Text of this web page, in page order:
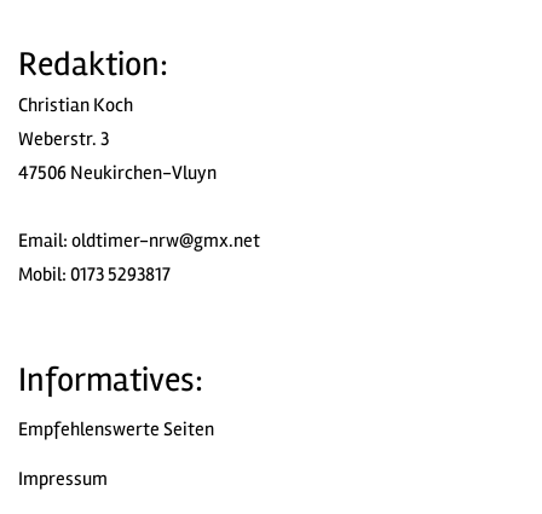
Redaktion:
Christian Koch
Weberstr. 3
47506 Neukirchen-Vluyn
Email: oldtimer-nrw@gmx.net
Mobil: 0173 5293817
Informatives:
Empfehlenswerte Seiten
Impressum